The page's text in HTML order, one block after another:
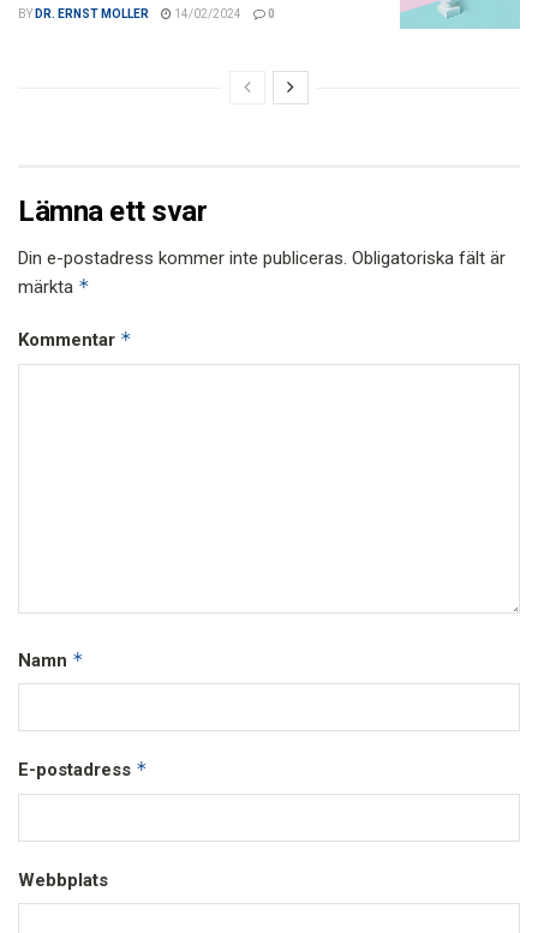
BY DR. ERNST MOLLER 14/02/2024 0
Lämna ett svar
Din e-postadress kommer inte publiceras. Obligatoriska fält är
märkta *
Kommentar *
Namn *
E-postadress *
Webbplats